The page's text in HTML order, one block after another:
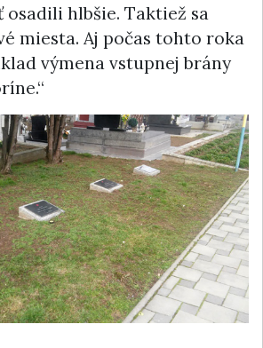
osadili hlbšie. Taktiež sa
miesta. Aj počas tohto roka
výmena vstupnej brány